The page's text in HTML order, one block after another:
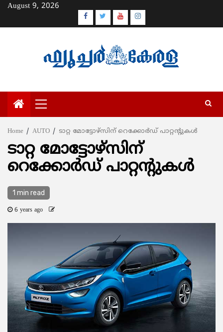
Skip
content
August 9, 2026
Facebook
TwitterYoutubeInstagram
Primary
Menu
Home AUTO ടാറ്റ മോട്ടോഴ്‌സിന് റെക്കോര്‍ഡ് പാറ്റന്റുകള്‍
ടാറ്റ മോട്ടോഴ്‌സിന്
റെക്കോര്‍ഡ് പാറ്റന്റുകള്‍
1 min read
6 years ago